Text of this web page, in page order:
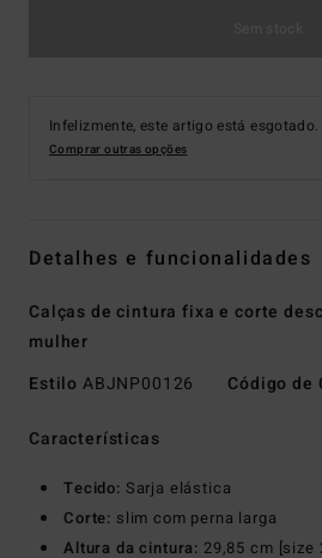
Infelizmente, este artigo está esgotado.
Comprar outras opções
Detalhes e funcionalidades
Calças de cintura fixa e corte
mulher
Estilo ABJNP00126 Código de
Características
Tecido: Sarja elástica
Corte: slim com perna larga
Altura da cintura: 29,85 cm [size